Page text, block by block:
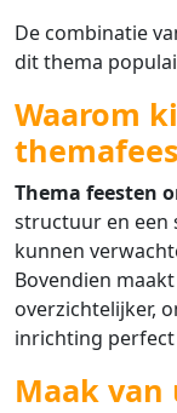
De combinatie
dit thema
Waarom
Thema feesten
structuur en een
kunnen
Bovendien
overzichtelijker,
inrichting
Maak van